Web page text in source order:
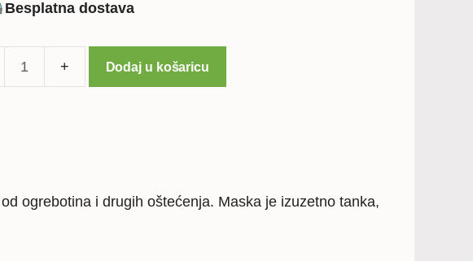
Besplatna dostava
Dodaj u košaricu
ogrebotina i drugih oštećenja. Maska je izuzetno tanka,